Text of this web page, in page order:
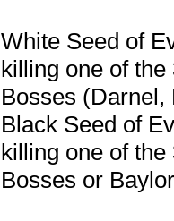
White Seed of
killing one of
Bosses (Darnel,
Black Seed of
killing one of
Bosses or Baylor